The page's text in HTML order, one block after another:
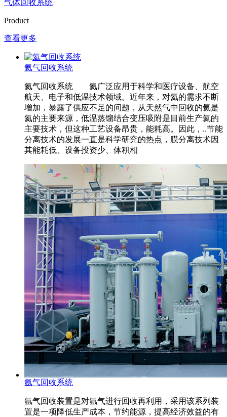
气体回收系统
Product
查看更多
氦气回收系统
氦气回收系统 氦广泛应用于科学和医疗设备、航空
航天、电子和低温技术领域。近年来，对氦的需求不断
增加，暴露了供应不足的问题，从天然气中回收的氦是
氦的主要来源，低温蒸馏结合变压吸附是目前生产氦的
主要技术，但这种工艺设备昂贵，能耗高。因此，..节能
分离技术的发展一直是科学研究的热点，膜分离技术因
其能耗低、设备投资少、体积相
氩气回收系统
氩气回收装置是对氩气进行回收再利用，采用该系列装
置是一项降低生产成本，节约能源，提高经济效益的有